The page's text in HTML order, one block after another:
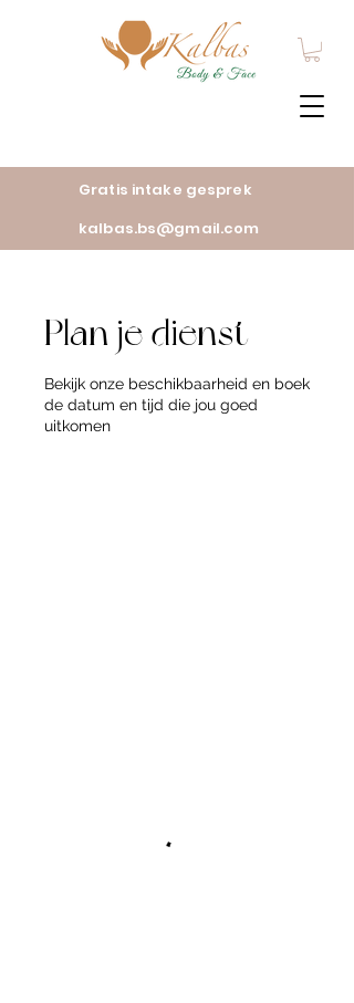
Gratis intake gesprek
kalbas.bs@gmail.com
Plan je dienst
Bekijk onze beschikbaarheid en boek
de datum en tijd die jou goed
uitkomen